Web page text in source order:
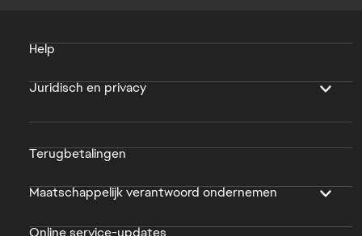
Help
Juridisch en privacy
Terugbetalingen
Maatschappelijk verantwoord ondernemen
Online service-updates